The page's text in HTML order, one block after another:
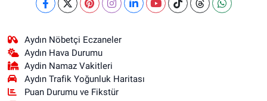
Aydın Nöbetçi Eczaneler
Aydın Hava Durumu
Aydin Namaz Vakitleri
Aydın Trafik Yoğunluk Haritası
Puan Durumu ve Fikstür